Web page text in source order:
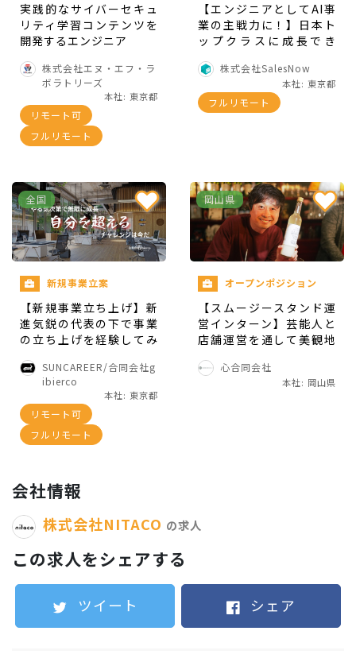
また、社内勉強会も実施しており、WEBコンサル
出身者からコンサル業のノウハウを一から学ぶこ
とができます。
求める人物像
・明るくて、素直な方
・目標にフルコミットできる方
・将来起業/独立を視野に入れている方
・周りの学生と差をつけたい方
・自分でPDCAを回しながら主体的に行動できる方
・WEBコンサルティングを極めたい方
・マネジメントスキルを身につけたい方
実践的なサイバーセキュ
リティ学習コンテンツを
開発するエンジニア
株式会社エヌ・エフ・ラ
ボラトリーズ
本社: 東京都
リモート可
フルリモート
【エンジニアとしてAI事
業の主戦力に！】日本ト
ップクラスに成長でき
スタックエンジニアイン
ターン〜Claude Code M
AX,Codex-MAXプラン支
株式会社SalesNow
本社: 東京都
フルリモート
全国
新規事業立案
【新規事業立ち上げ】新
進気鋭の代表の下で事業
の立ち上げを経験してみ
SUNCAREER/合同会社g
ibierco
本社: 東京都
リモート可
フルリモート
岡山県
オープンポジション
【スムージースタンド運
営インターン】芸能人と
店舗運営を通して美観地
心合同会社
本社: 岡山県
会社情報
株式会社NITACO の求人
この求人をシェアする
ツイート シェア